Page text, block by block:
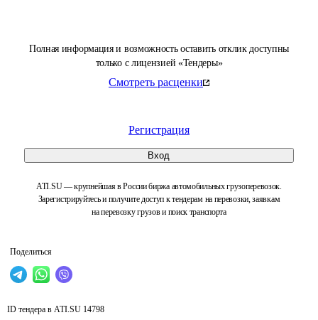
Полная информация и возможность оставить отклик доступны
только с лицензией «Тендеры»
Смотреть расценки
Регистрация
Вход
ATI.SU — крупнейшая в России биржа автомобильных грузоперевозок.
Зарегистрируйтесь и получите доступ к тендерам на перевозки, заявкам
на перевозку грузов и поиск транспорта
Поделиться
ID тендера в ATI.SU 14798